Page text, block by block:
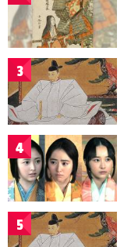
3
4
5